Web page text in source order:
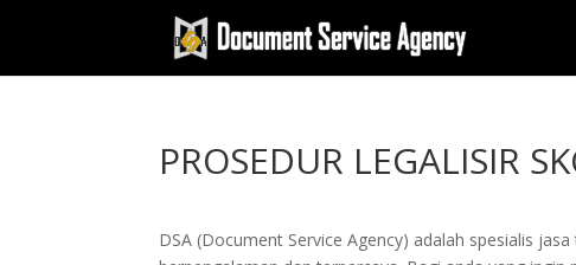
PROSEDUR LEGALISIR
DSA (Document Service Agency) adalah spesialis